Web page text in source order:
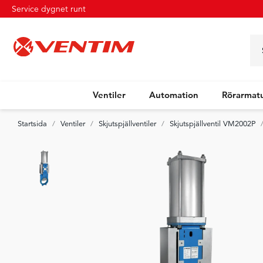
Service dygnet runt
Ventiler Automation
Startsida Ventiler Skjutspjällventiler Skjutspjällventil VM2002P